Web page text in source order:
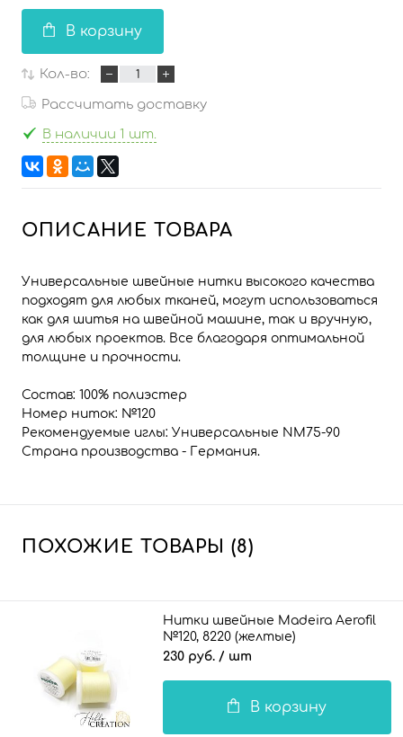
В корзину
Кол-во:
Рассчитать доставку
В наличии 1 шт.
ОПИСАНИЕ ТОВАРА
Универсальные швейные нитки высокого качества
подходят для любых тканей, могут использоваться
как для шитья на швейной машине, так и вручную,
для любых проектов. Все благодаря оптимальной
толщине и прочности.
Состав: 100% полиэстер
Номер ниток: №120
Рекомендуемые иглы: Универсальные NM75-90
Страна производства - Германия.
ПОХОЖИЕ ТОВАРЫ (8)
Нитки швейные Madeira Aerofil
№120, 8220 (желтые)
230 руб. / шт
В корзину